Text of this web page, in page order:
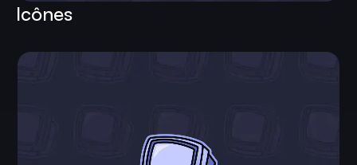
Icônes